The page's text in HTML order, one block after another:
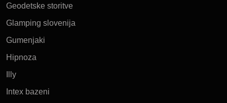
Geodetske storitve
Glamping slovenija
Gumenjaki
Hipnoza
Illy
Intex bazeni